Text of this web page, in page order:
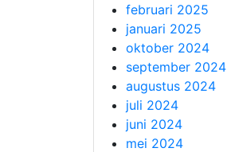
februari 2025
januari 2025
oktober 2024
september 2024
augustus 2024
juli 2024
juni 2024
mei 2024